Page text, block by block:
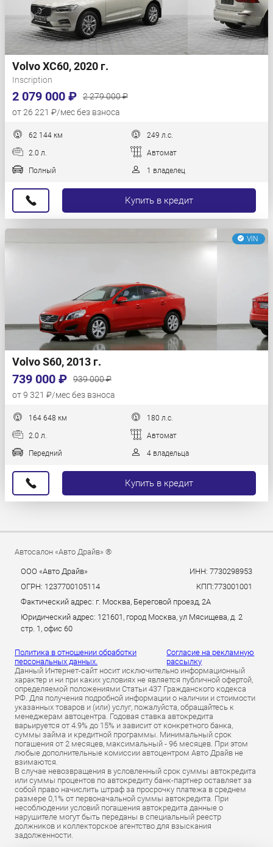
Volvo XC60, 2020 г.
Inscription
2 079 000 ₽
2 279 000 ₽
от 26 221 ₽/мес без взноса
62 144 км 249 л.с.
2.0 л. Автомат
Полный 1 владелец
Купить в кредит
VIN
Volvo S60, 2013 г.
739 000 ₽
939 000 ₽
от 9 321 ₽/мес без взноса
164 648 км 180 л.с.
2.0 л. Автомат
Передний 4 владельца
Купить в кредит
Автосалон «Авто Драйв» ®
ООО «Авто Драйв»
ИНН: 7730298953
ОГРН: 1237700105114
КПП:773001001
Фактический адрес: г. Москва, Береговой проезд, 2А
Юридический адрес: 121601, город Москва, ул Мясищева, д. 2
стр. 1, офис 60
Политика в отношении обработки
персональных данных.
Согласие на рекламную
рассылку
Данный Интернет-сайт носит исключительно информационный
характер и ни при каких условиях не является публичной офертой,
определяемой положениями Статьи 437 Гражданского кодекса
РФ. Для получения подробной информации о наличии и стоимости
указанных товаров и (или) услуг, пожалуйста, обращайтесь к
менеджерам автоцентра. Годовая ставка автокредита
варьируется от 4.9% до 15% и зависит от конкретного банка,
суммы займа и кредитной программы. Минимальный срок
погашения от 2 месяцев, максимальный - 96 месяцев. При этом
любые дополнительные комиссии автоцентром Авто Драйв не
взимаются.
В случае невозвращения в условленный срок суммы автокредита
или суммы процентов по автокредиту банк-партнер оставляет за
собой право начислить штраф за просрочку платежа в среднем
размере 0,1% от первоначальной суммы автокредита. При
несоблюдении условий погашения автокредита данные о
нарушителе могут быть переданы в специальный реестр
должников и коллекторское агентство для взыскания
задолженности.